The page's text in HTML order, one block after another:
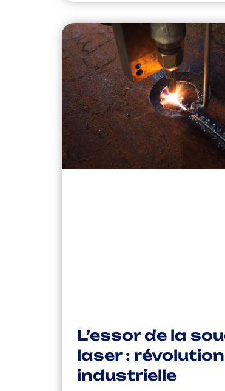
L’essor de la
laser : révolution
industrielle